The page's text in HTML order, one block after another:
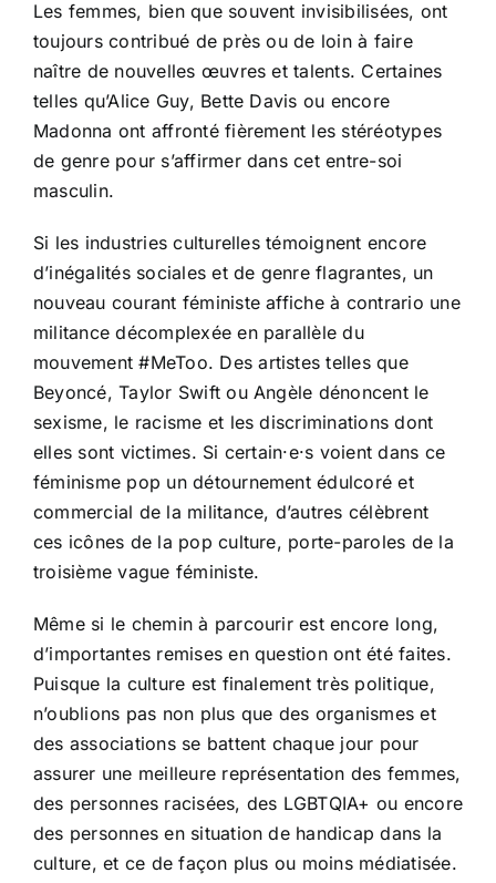
Les femmes, bien que souvent invisibilisées, ont
toujours contribué de près ou de loin à faire
naître de nouvelles œuvres et talents. Certaines
telles qu’Alice Guy, Bette Davis ou encore
Madonna ont affronté fièrement les stéréotypes
de genre pour s’affirmer dans cet entre-soi
masculin.
Si les industries culturelles témoignent encore
d’inégalités sociales et de genre flagrantes, un
nouveau courant féministe affiche à contrario une
militance décomplexée en parallèle du
mouvement #MeToo. Des artistes telles que
Beyoncé, Taylor Swift ou Angèle dénoncent le
sexisme, le racisme et les discriminations dont
elles sont victimes. Si certain·e·s voient dans ce
féminisme pop un détournement édulcoré et
commercial de la militance, d’autres célèbrent
ces icônes de la pop culture, porte-paroles de la
troisième vague féministe.
Même si le chemin à parcourir est encore long,
d’importantes remises en question ont été faites.
Puisque la culture est finalement très politique,
n’oublions pas non plus que des organismes et
des associations se battent chaque jour pour
assurer une meilleure représentation des femmes,
des personnes racisées, des LGBTQIA+ ou encore
des personnes en situation de handicap dans la
culture, et ce de façon plus ou moins médiatisée.